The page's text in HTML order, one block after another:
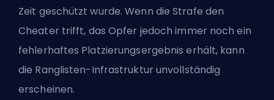
Zeit geschützt wurde. Wenn die Strafe den
Cheater trifft, das Opfer jedoch immer noch ein
fehlerhaftes Platzierungsergebnis erhält, kann
die Ranglisten-Infrastruktur unvollständig
erscheinen.